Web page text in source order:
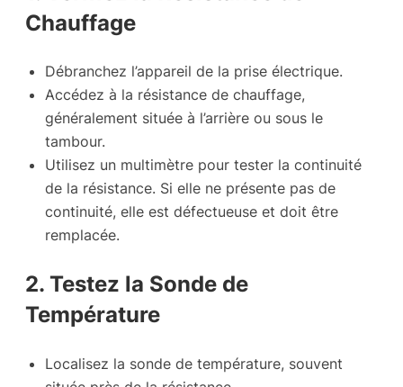
Chauffage
Débranchez l’appareil de la prise électrique.
Accédez à la résistance de chauffage,
généralement située à l’arrière ou sous le
tambour.
Utilisez un multimètre pour tester la continuité
de la résistance. Si elle ne présente pas de
continuité, elle est défectueuse et doit être
remplacée.
2. Testez la Sonde de
Température
Localisez la sonde de température, souvent